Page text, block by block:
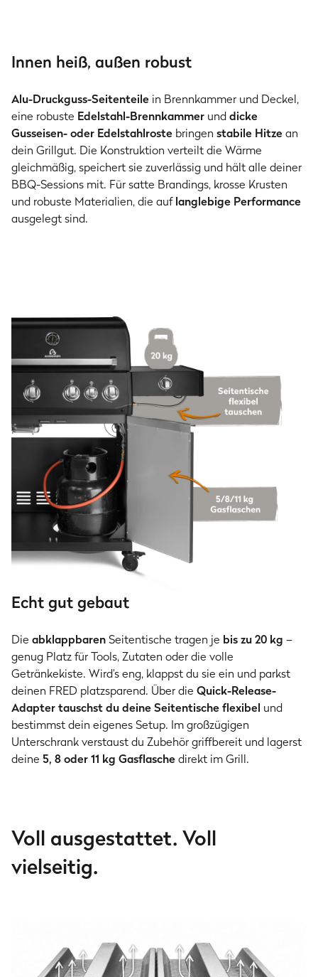
Innen heiß, außen robust
Alu-Druckguss-Seitenteile in Brennkammer und Deckel,
eine robuste Edelstahl-Brennkammer unddicke
Gusseisen- oder Edelstahlroste bringen stabile Hitzean
dein Grillgut. Die Konstruktion verteilt die Wärme
gleichmäßig, speichert sie zuverlässig und hält alle deiner
BBQ-Sessions mit. Für satte Brandings, krosse Krusten
und robuste Materialien, die auflanglebige Performance
ausgelegt sind.
Echt gut gebaut
Die abklappbarenSeitentische tragen je bis zu 20 kg –
genug Platz für Tools, Zutaten oder die volle
Getränkekiste. Wird’s eng, klappst du sie ein und parkst
deinen FRED platzsparend. Über die Quick-Release-
Adapter tauschst du deine Seitentische flexibel und
bestimmst dein eigenes Setup. Im großzügigen
Unterschrank verstaust du Zubehör griffbereit und lagerst
deine 5, 8 oder 11 kg Gasflaschedirekt im Grill.
Voll ausgestattet. Voll
vielseitig.